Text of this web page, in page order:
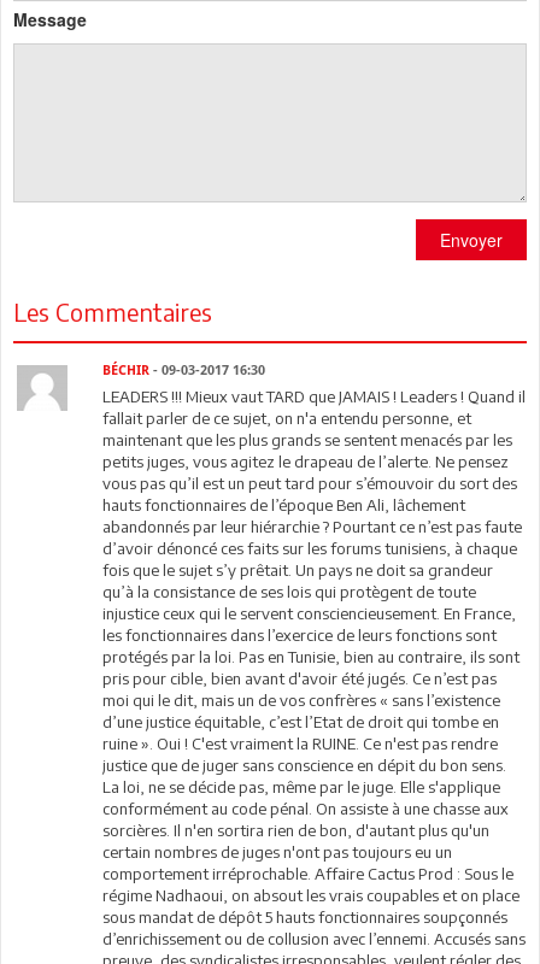
Message
Envoyer
Les Commentaires
BÉCHIR - 09-03-2017 16:30
LEADERS !!! Mieux vaut TARD que JAMAIS ! Leaders ! Quand il
fallait parler de ce sujet, on n'a entendu personne, et
maintenant que les plus grands se sentent menacés par les
petits juges, vous agitez le drapeau de l’alerte. Ne pensez
vous pas qu’il est un peut tard pour s’émouvoir du sort des
hauts fonctionnaires de l’époque Ben Ali, lâchement
abandonnés par leur hiérarchie ? Pourtant ce n’est pas faute
d’avoir dénoncé ces faits sur les forums tunisiens, à chaque
fois que le sujet s’y prêtait. Un pays ne doit sa grandeur
qu’à la consistance de ses lois qui protègent de toute
injustice ceux qui le servent consciencieusement. En France,
les fonctionnaires dans l’exercice de leurs fonctions sont
protégés par la loi. Pas en Tunisie, bien au contraire, ils sont
pris pour cible, bien avant d'avoir été jugés. Ce n’est pas
moi qui le dit, mais un de vos confrères « sans l’existence
d’une justice équitable, c’est l’Etat de droit qui tombe en
ruine ». Oui ! C'est vraiment la RUINE. Ce n'est pas rendre
justice que de juger sans conscience en dépit du bon sens.
La loi, ne se décide pas, même par le juge. Elle s'applique
conformément au code pénal. On assiste à une chasse aux
sorcières. Il n'en sortira rien de bon, d'autant plus qu'un
certain nombres de juges n'ont pas toujours eu un
comportement irréprochable. Affaire Cactus Prod : Sous le
régime Nadhaoui, on absout les vrais coupables et on place
sous mandat de dépôt 5 hauts fonctionnaires soupçonnés
d’enrichissement ou de collusion avec l’ennemi. Accusés sans